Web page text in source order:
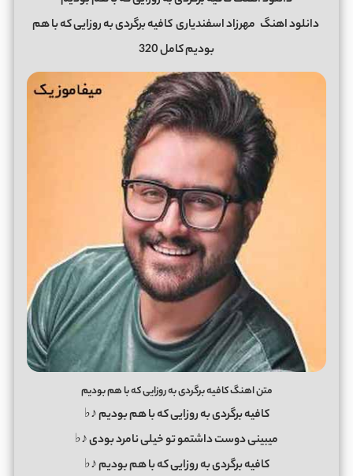
دانلود اهنگ مهرزاد اسفندیاریکافیه برگردی به روزایی که با هم
بودیم کامل 320
متن اهنگ کافیه برگردی به روزایی که با هم بودیم
کافیه برگردی به روزایی که با هم بودیم ♪♭
میبینی دوست داشتمو تو خیلی نامرد بودی ♪♭
کافیه برگردی به روزایی که با هم بودیم ♪♭